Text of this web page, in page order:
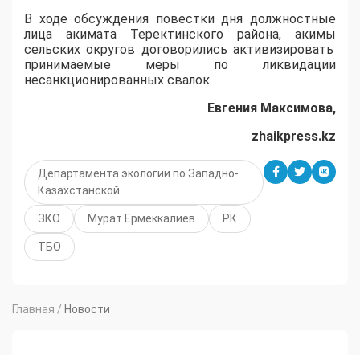
В ходе обсуждения повестки дня должностные
лица акимата Теректинского района, акимы
сельских округов договорились активизировать
принимаемые меры по ликвидации
несанкционированных свалок.
Евгения Максимова,
zhaikpress.kz
Департамента экологии по Западно-
Казахстанской
ЗКО Мурат Ермеккалиев РК
ТБО
Главная / Новости